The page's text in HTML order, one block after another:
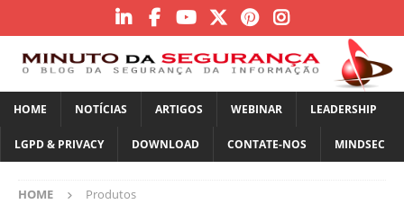
HOME NOTÍCIAS ARTIGOS WEBINAR LEADERSHIP
LGPD & PRIVACY DOWNLOAD CONTATE-NOS MINDSEC
HOME Produtos